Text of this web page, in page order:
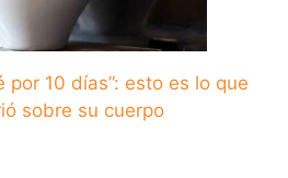
por 10 días”: esto es lo que
sobre su cuerpo